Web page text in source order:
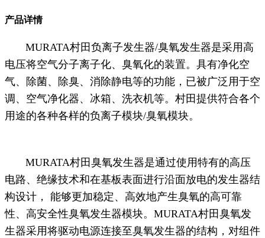
产品详情
MURATA村田负离子发生器/臭氧发生器是采用高
电压将空气分子离子化、臭氧化的装置。具有净化空
气、除菌、除臭、消除静电等的功能，已被广泛用于空
调、空气净化器、冰箱、洗衣机等。村田提供符合各个
用途的各种各样的负离子模块/臭氧模块。
MURATA村田臭氧发生器是通过使用特有的高压
电路、绝缘技术和在基板表面进行沿面放电的发生器结
构设计， 能够更加稳定、高效地产生臭氧的高可靠
性、高安全性臭氧发生器模块。MURATA村田臭氧发
生器采用将驱动电源连接至臭氧发生器的结构，对组件